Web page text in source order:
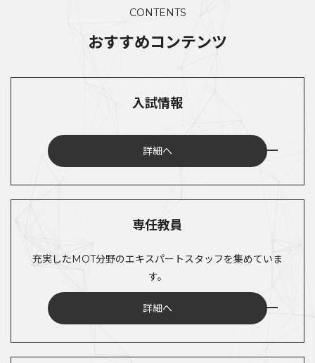
CONTENTS
おすすめコンテンツ
入試情報
詳細へ
専任教員
充実したMOT分野のエキスパートスタッフを集めていま
す。
詳細へ